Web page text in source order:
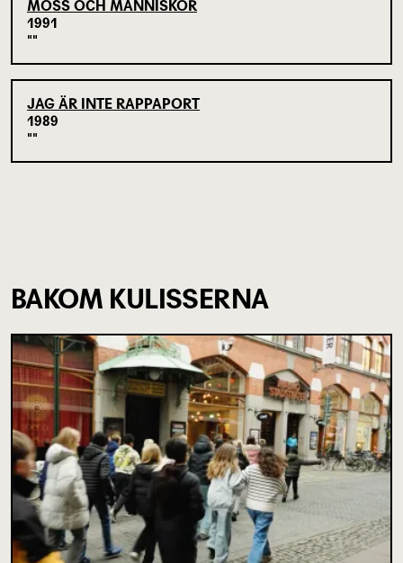
MÖSS OCH MÄNNISKOR
1991
JAG ÄR INTE RAPPAPORT
1989
BAKOM KULISSERNA